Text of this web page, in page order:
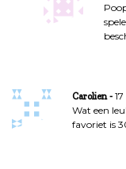
Carolien
Wat een
favoriet is